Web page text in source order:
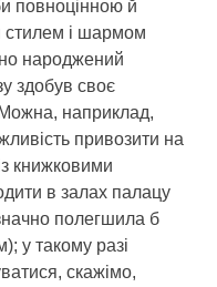
повноцінною й
стилем і шармом
народжений
здобув своє
наприклад,
привозити на
книжковими
в залах палацу
полегшила б
у такому разі
скажімо,